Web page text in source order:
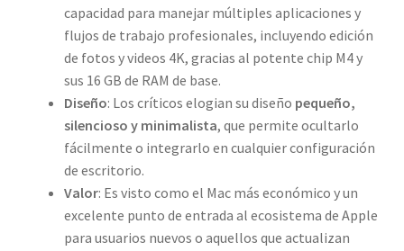
capacidad para manejar múltiples aplicaciones y
flujos de trabajo profesionales, incluyendo edición
de fotos y videos 4K, gracias al potente chip M4 y
sus 16 GB de RAM de base.
Diseño: Los críticos elogian su diseño pequeño,
silencioso y minimalista, que permite ocultarlo
fácilmente o integrarlo en cualquier configuración
de escritorio.
Valor: Es visto como el Mac más económico y un
excelente punto de entrada al ecosistema de Apple
para usuarios nuevos o aquellos que actualizan